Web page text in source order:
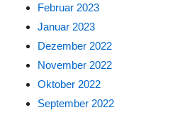
Februar 2023
Januar 2023
Dezember 2022
November 2022
Oktober 2022
September 2022